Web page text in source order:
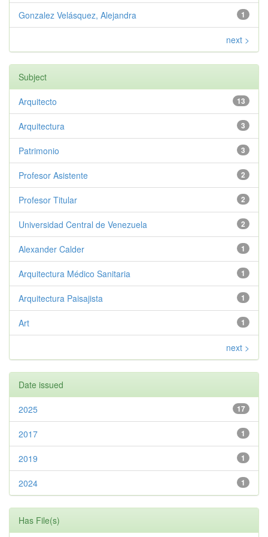
1
Gonzalez Velásquez, Alejandra
next >
Subject
13
Arquitecto
3
Arquitectura
3
Patrimonio
2
Profesor Asistente
2
Profesor Titular
2
Universidad Central de Venezuela
1
Alexander Calder
1
Arquitectura Médico Sanitaria
1
Arquitectura Paisajista
1
Art
next >
Date issued
17
2025
1
2017
1
2019
1
2024
Has File(s)